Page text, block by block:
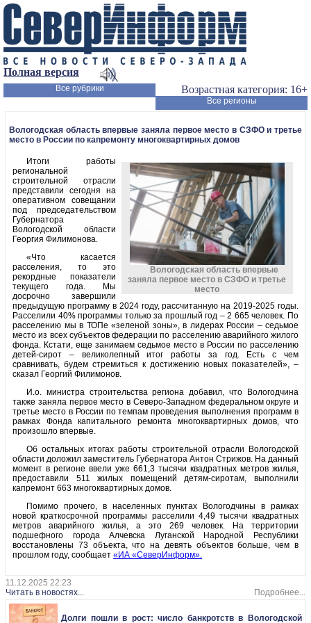
Полная версия
Возрастная категория: 16+
Все рубрики
Все регионы
Вологодская область впервые заняла первое место в СЗФО и третье
место в России по капремонту многоквартирных домов
Вологодская область впервые
заняла первое место в СЗФО и третье
место
Итоги работы
региональной
строительной отрасли
представили сегодня на
оперативном совещании
под председательством
Губернатора
Вологодской области
Георгия Филимонова.
«Что касается
расселения, то это
рекордные показатели
текущего года. Мы
досрочно завершили
предыдущую программу в 2024 году, рассчитанную на 2019-2025 годы.
Расселили 40% программы только за прошлый год – 2 665 человек. По
расселению мы в ТОПе «зеленой зоны», в лидерах России – седьмое
место из всех субъектов федерации по расселению аварийного жилого
фонда. Кстати, еще занимаем седьмое место в России по расселению
детей-сирот – великолепный итог работы за год. Есть с чем
сравнивать, будем стремиться к достижению новых показателей», –
сказал Георгий Филимонов.
И.о. министра строительства региона добавил, что Вологодчина
также заняла первое место в Северо-Западном федеральном округе и
третье место в России по темпам проведения выполнения программ в
рамках Фонда капитального ремонта многоквартирных домов, что
произошло впервые.
Об остальных итогах работы строительной отрасли Вологодской
области доложил заместитель Губернатора Антон Стрижов. На данный
момент в регионе ввели уже 661,3 тысячи квадратных метров жилья,
предоставили 511 жилых помещений детям-сиротам, выполнили
капремонт 663 многоквартирных домов.
Помимо прочего, в населенных пунктах Вологодчины в рамках
новой краткосрочной программы расселили 4,49 тысячи квадратных
метров аварийного жилья, а это 269 человек. На территории
подшефного города Алчевска Луганской Народной Республики
восстановлены 73 объекта, что на девять объектов больше, чем в
прошлом году, сообщает «ИА «СеверИнформ».
11.12.2025 22:23
Читать в новостях...
Подробнее...
Долги пошли в рост: число банкротств в Вологодской